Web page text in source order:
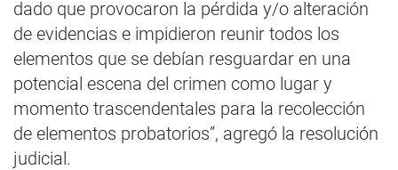
dado que provocaron la pérdida y/o alteración
de evidencias e impidieron reunir todos los
elementos que se debían resguardar en una
potencial escena del crimen como lugar y
momento trascendentales para la recolección
de elementos probatorios”, agregó la resolución
judicial.